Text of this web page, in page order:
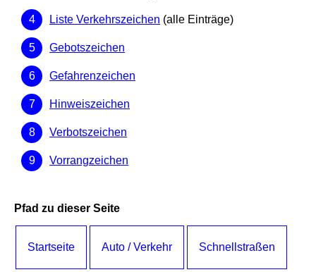
Liste Verkehrszeichen (alle Einträge)
Gebotszeichen
Gefahrenzeichen
Hinweiszeichen
Verbotszeichen
Vorrangzeichen
Pfad zu dieser Seite
Startseite Auto / Verkehr Schnellstraßen